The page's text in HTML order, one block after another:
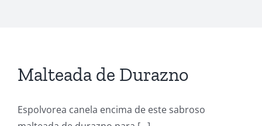
Malteada de Durazno
Espolvorea canela encima de este sabroso